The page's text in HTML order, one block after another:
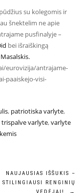
su kolegomis ir
šnektelim ne apie
pusfinalyje –
bei išraiškingą
eurovizija/antrajame-
paaiskejo-visi-
, patriotiska varlyte,
trispalve varlyte,varlyte
NAUJAUSIAS IŠŠUKIS –
STILINGIAUSI RENGINIŲ